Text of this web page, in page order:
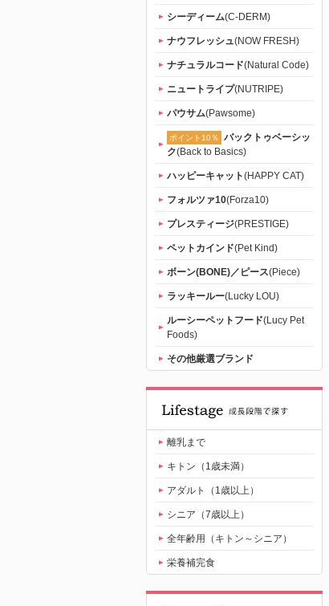
シーディーム(C-DERM)
ナウフレッシュ(NOW FRESH)
ナチュラルコード(Natural Code)
ニュートライプ(NUTRIPE)
パウサム(Pawsome)
ポイント10％
バックトゥベーシッ
ク(Back to Basics)
ハッピーキャット(HAPPY CAT)
フォルツァ10(Forza10)
プレスティージ(PRESTIGE)
ペットカインド(Pet Kind)
ボーン(BONE)／ピース(Piece)
ラッキールー(Lucky LOU)
ルーシーペットフード(Lucy Pet
Foods)
その他厳選ブランド
離乳まで
キトン（1歳未満）
アダルト（1歳以上）
シニア（7歳以上）
全年齢用（キトン～シニア）
栄養補完食